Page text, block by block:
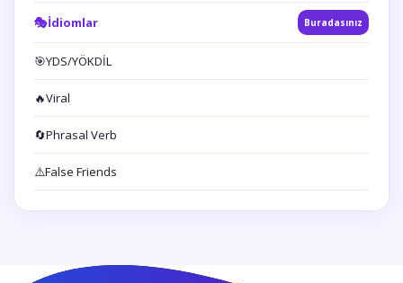
🎭İdiomlar Buradasınız
🎯YDS/YÖKDİL
🔥Viral
🔄Phrasal Verb
⚠️False Friends